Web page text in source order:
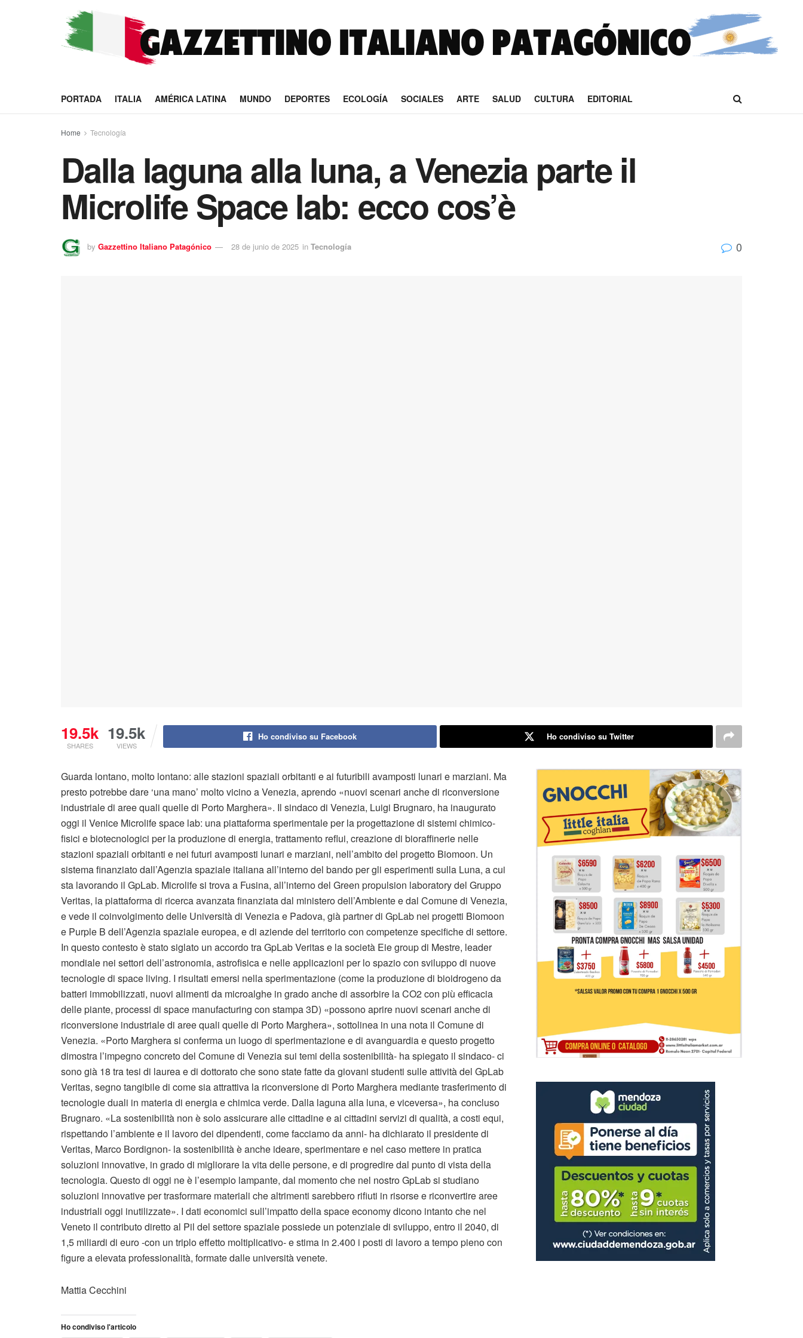
PORTADA ITALIA AMÉRICA LATINA MUNDO DEPORTES ECOLOGÍA SOCIALES ARTE SALUD CULTURA EDITORIAL
Home Tecnología
Dalla laguna alla luna, a Venezia parte il
Microlife Space lab: ecco cos’è
by Gazzettino Italiano Patagónico 28 de junio de 2025 in Tecnología 0
19.5k
SHARES
19.5k
VIEWS
Ho condiviso su Facebook Ho condiviso su Twitter
Guarda lontano, molto lontano: alle stazioni spaziali orbitanti e ai futuribili avamposti lunari e marziani. Ma
presto potrebbe dare ‘una mano’ molto vicino a Venezia, aprendo «nuovi scenari anche di riconversione
industriale di aree quali quelle di Porto Marghera». Il sindaco di Venezia, Luigi Brugnaro, ha inaugurato
oggi il Venice Microlife space lab: una piattaforma sperimentale per la progettazione di sistemi chimico-
fisici e biotecnologici per la produzione di energia, trattamento reflui, creazione di bioraffinerie nelle
stazioni spaziali orbitanti e nei futuri avamposti lunari e marziani, nell’ambito del progetto Biomoon. Un
sistema finanziato dall’Agenzia spaziale italiana all’interno del bando per gli esperimenti sulla Luna, a cui
sta lavorando il GpLab. Microlife si trova a Fusina, all’interno del Green propulsion laboratory del Gruppo
Veritas, la piattaforma di ricerca avanzata finanziata dal ministero dell’Ambiente e dal Comune di Venezia,
e vede il coinvolgimento delle Università di Venezia e Padova, già partner di GpLab nei progetti Biomoon
e Purple B dell’Agenzia spaziale europea, e di aziende del territorio con competenze specifiche di settore.
In questo contesto è stato siglato un accordo tra GpLab Veritas e la società Eie group di Mestre, leader
mondiale nei settori dell’astronomia, astrofisica e nelle applicazioni per lo spazio con sviluppo di nuove
tecnologie di space living. I risultati emersi nella sperimentazione (come la produzione di bioidrogeno da
batteri immobilizzati, nuovi alimenti da microalghe in grado anche di assorbire la CO2 con più efficacia
delle piante, processi di space manufacturing con stampa 3D) «possono aprire nuovi scenari anche di
riconversione industriale di aree quali quelle di Porto Marghera», sottolinea in una nota il Comune di
Venezia. «Porto Marghera si conferma un luogo di sperimentazione e di avanguardia e questo progetto
dimostra l’impegno concreto del Comune di Venezia sui temi della sostenibilità- ha spiegato il sindaco- ci
sono già 18 tra tesi di laurea e di dottorato che sono state fatte da giovani studenti sulle attività del GpLab
Veritas, segno tangibile di come sia attrattiva la riconversione di Porto Marghera mediante trasferimento di
tecnologie duali in materia di energia e chimica verde. Dalla laguna alla luna, e viceversa», ha concluso
Brugnaro. «La sostenibilità non è solo assicurare alle cittadine e ai cittadini servizi di qualità, a costi equi,
rispettando l’ambiente e il lavoro dei dipendenti, come facciamo da anni- ha dichiarato il presidente di
Veritas, Marco Bordignon- la sostenibilità è anche ideare, sperimentare e nel caso mettere in pratica
soluzioni innovative, in grado di migliorare la vita delle persone, e di progredire dal punto di vista della
tecnologia. Questo di oggi ne è l’esempio lampante, dal momento che nel nostro GpLab si studiano
soluzioni innovative per trasformare materiali che altrimenti sarebbero rifiuti in risorse e riconvertire aree
industriali oggi inutilizzate». I dati economici sull’impatto della space economy dicono intanto che nel
Veneto il contributo diretto al Pil del settore spaziale possiede un potenziale di sviluppo, entro il 2040, di
1,5 miliardi di euro -con un triplo effetto moltiplicativo- e stima in 2.400 i posti di lavoro a tempo pieno con
figure a elevata professionalità, formate dalle università venete.
Mattia Cecchini
Ho condiviso l'articolo